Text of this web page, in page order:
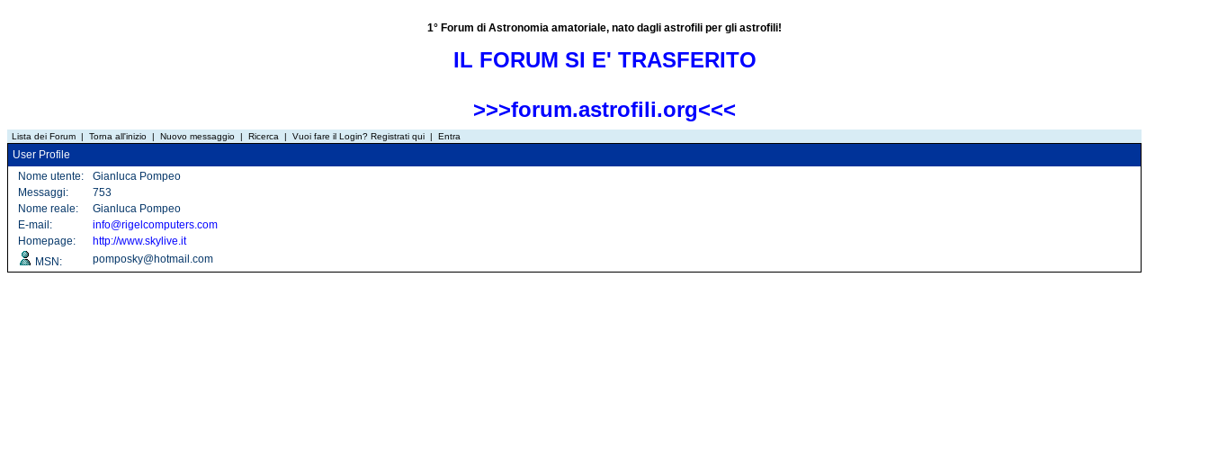
1° Forum di Astronomia amatoriale, nato dagli astrofili per gli astrofili!
IL FORUM SI E' TRASFERITO
>>>forum.astrofili.org<<<
Lista dei Forum | Torna all'inizio | Nuovo messaggio | Ricerca | Vuoi fare il Login? Registrati qui | Entra
User Profile
Nome utente:
Gianluca Pompeo
Messaggi:
753
Nome reale:
Gianluca Pompeo
E-mail:
info@rigelcomputers.com
Homepage:
http://www.skylive.it
MSN:
pomposky@hotmail.com